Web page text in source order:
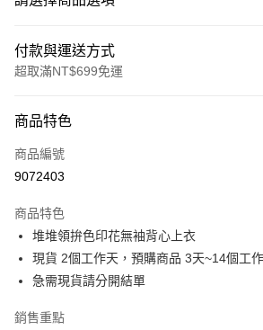
付款與運送方式
超取滿NT$699免運
信用卡一次付款
超商取貨付款
Apple Pay
街口支付
商品特色
商品編號
9072403
商品特色
堆堆領拚色印花無袖背心上衣
現貨 2個工作天，預購商品 3天~14個工
急需現貨請分開結單
銷售重點